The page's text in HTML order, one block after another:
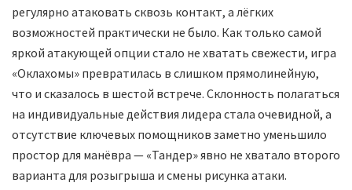
регулярно атаковать сквозь контакт, а лёгких
возможностей практически не было. Как только самой
яркой атакующей опции стало не хватать свежести, игра
«Оклахомы» превратилась в слишком прямолинейную,
что и сказалось в шестой встрече. Склонность полагаться
на индивидуальные действия лидера стала очевидной, а
отсутствие ключевых помощников заметно уменьшило
простор для манёвра — «Тандер» явно не хватало второго
варианта для розыгрыша и смены рисунка атаки.